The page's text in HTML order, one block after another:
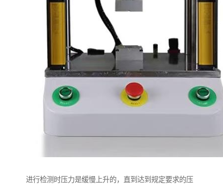
进行检测时压力是缓慢上升的，直到达到规定要求的压